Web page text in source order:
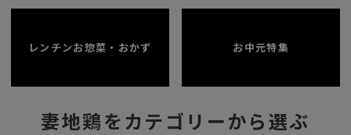
レンチンお惣菜・おかず お中元特集
妻地鶏をカテゴリーから選ぶ